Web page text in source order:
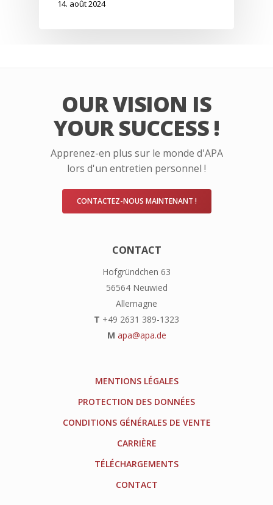
14. août 2024
OUR VISION IS
YOUR SUCCESS !
Apprenez-en plus sur le monde d'APA
lors d'un entretien personnel !
CONTACTEZ-NOUS MAINTENANT !
CONTACT
Hofgründchen 63
56564 Neuwied
Allemagne
T +49 2631 389-1323
M apa@apa.de
MENTIONS LÉGALES
PROTECTION DES DONNÉES
CONDITIONS GÉNÉRALES DE VENTE
CARRIÈRE
TÉLÉCHARGEMENTS
CONTACT